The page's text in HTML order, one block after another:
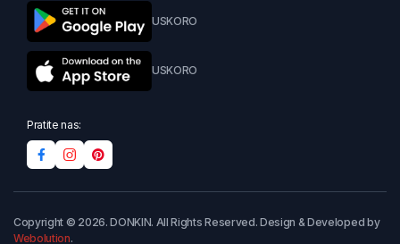
USKORO
USKORO
Pratite nas:
Copyright © 2026. DONKIN. All Rights Reserved. Design & Developed by
Webolution.